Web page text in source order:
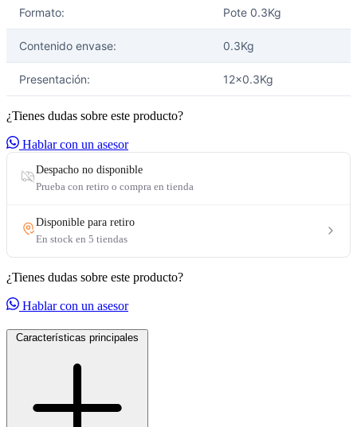
Formato: Pote 0.3Kg
Contenido envase: 0.3Kg
Presentación: 12x0.3Kg
¿Tienes dudas sobre este producto?
Hablar con un asesor
¿Tienes dudas sobre este producto?
Hablar con un asesor
Características principales